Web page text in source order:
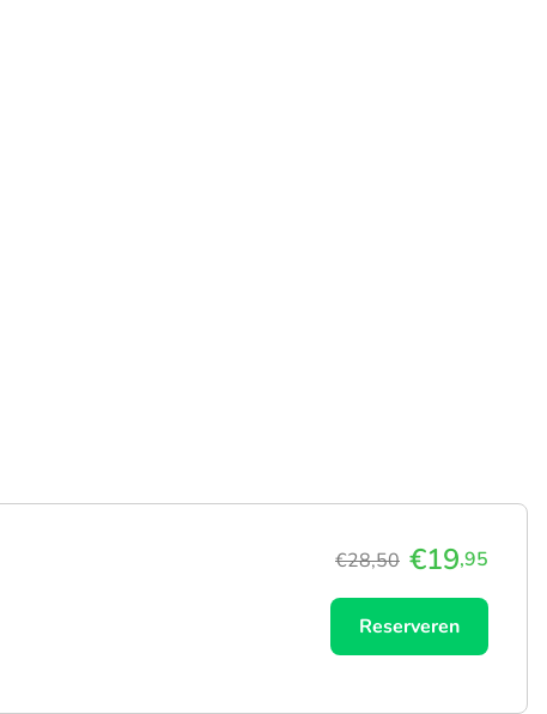
€28,50 €19,95
Reserveren